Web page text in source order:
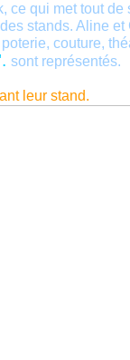
ce qui met tout de
stands. Aline
couture,
sont représentés.
leur stand.